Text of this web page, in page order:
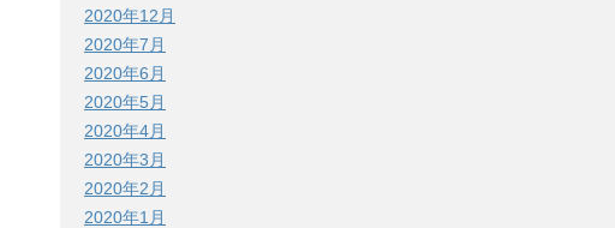
2020年12月
2020年7月
2020年6月
2020年5月
2020年4月
2020年3月
2020年2月
2020年1月